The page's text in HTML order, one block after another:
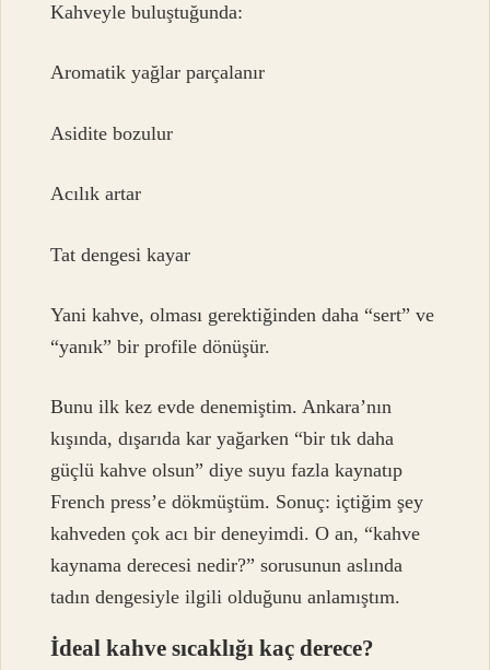
Kahveyle buluştuğunda:
Aromatik yağlar parçalanır
Asidite bozulur
Acılık artar
Tat dengesi kayar
Yani kahve, olması gerektiğinden daha “sert” ve
“yanık” bir profile dönüşür.
Bunu ilk kez evde denemiştim. Ankara’nın
kışında, dışarıda kar yağarken “bir tık daha
güçlü kahve olsun” diye suyu fazla kaynatıp
French press’e dökmüştüm. Sonuç: içtiğim şey
kahveden çok acı bir deneyimdi. O an, “kahve
kaynama derecesi nedir?” sorusunun aslında
tadın dengesiyle ilgili olduğunu anlamıştım.
İdeal kahve sıcaklığı kaç derece?